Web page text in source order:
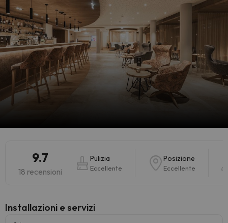
9.7
18 recensioni
Pulizia
Eccellente
Posizione
Eccellente
Installazioni e servizi